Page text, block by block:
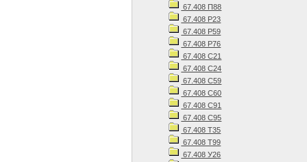
67.408 П88
67.408 Р23
67.408 Р59
67.408 Р76
67.408 С21
67.408 С24
67.408 С59
67.408 С60
67.408 С91
67.408 С95
67.408 Т35
67.408 Т99
67.408 У26